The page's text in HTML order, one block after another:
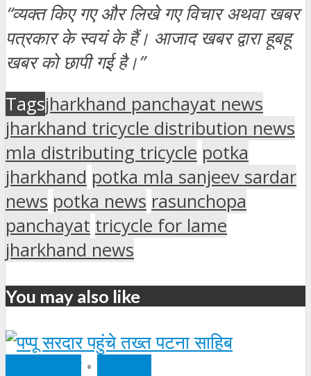
“व्यक्त किए गए और लिखे गए विचार अथवा खबर
पत्रकार के स्वयं के हैं। आजाद खबर द्वारा हूबहू
खबर को छापी गई है।”
Tagsjharkhand panchayat news
jharkhand tricycle distribution news
mla distributing tricycle potka
jharkhand potka mla sanjeev sardar
news potka news rasunchopa
panchayat tricycle for lame
jharkhand news
You may also like
•